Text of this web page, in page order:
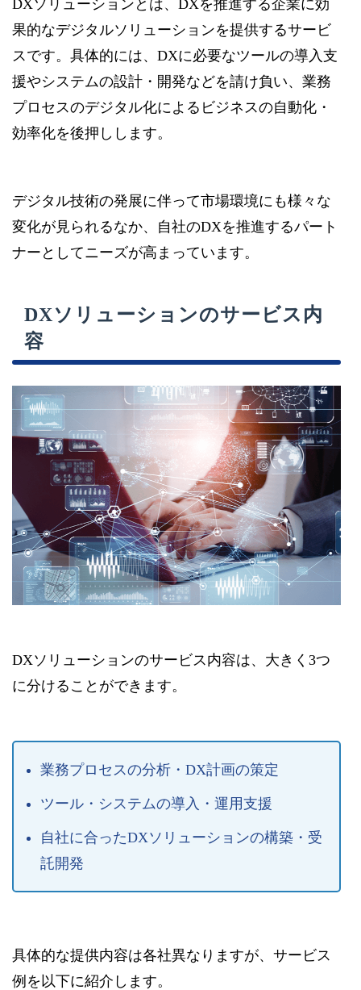
DXソリューションとは、DXを推進する企業に効
果的なデジタルソリューションを提供するサービ
スです。具体的には、DXに必要なツールの導入支
援やシステムの設計・開発などを請け負い、業務
プロセスのデジタル化によるビジネスの自動化・
効率化を後押しします。
デジタル技術の発展に伴って市場環境にも様々な
変化が見られるなか、自社のDXを推進するパート
ナーとしてニーズが高まっています。
DXソリューションのサービス内
容
DXソリューションのサービス内容は、大きく3つ
に分けることができます。
業務プロセスの分析・DX計画の策定
ツール・システムの導入・運用支援
自社に合ったDXソリューションの構築・受
託開発
具体的な提供内容は各社異なりますが、サービス
例を以下に紹介します。